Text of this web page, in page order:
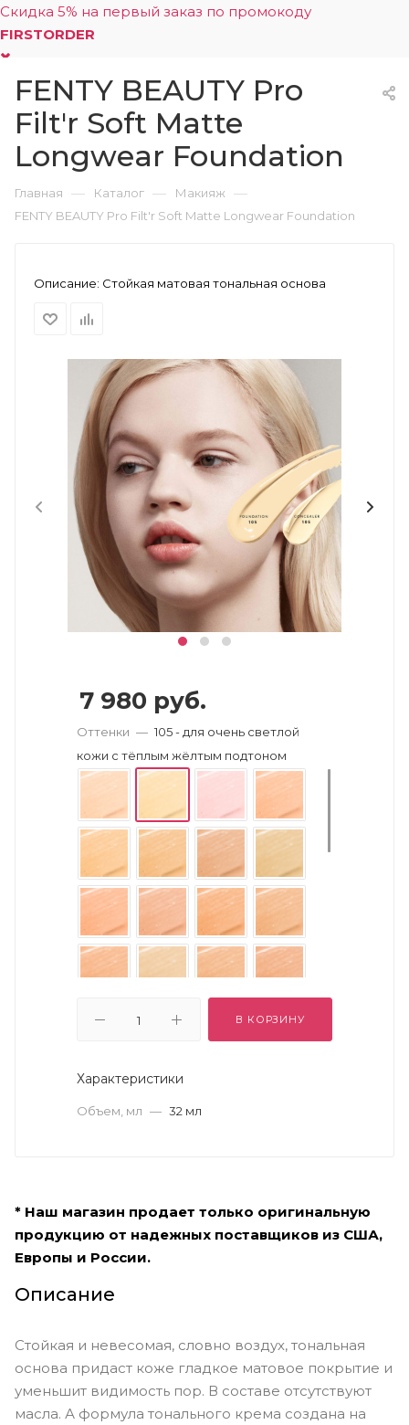
Скидка 5% на первый заказ по промокоду
FIRSTORDER
0
FENTY BEAUTY Pro
Filt'r Soft Matte
Longwear Foundation
Главная — Каталог — Макияж —
FENTY BEAUTY Pro Filt'r Soft Matte Longwear Foundation
Описание: Стойкая матовая тональная основа
7 980 руб.
Оттенки — 105 - для очень светлой
кожи с тёплым жёлтым подтоном
В КОРЗИНУ
Характеристики
Объем, мл — 32 мл
* Наш магазин продает только оригинальную
продукцию от надежных поставщиков из США,
Европы и России.
Описание
Стойкая и невесомая, словно воздух, тональная
основа придаст коже гладкое матовое покрытие и
уменьшит видимость пор. В составе отсутствуют
масла. А формула тонального крема создана на